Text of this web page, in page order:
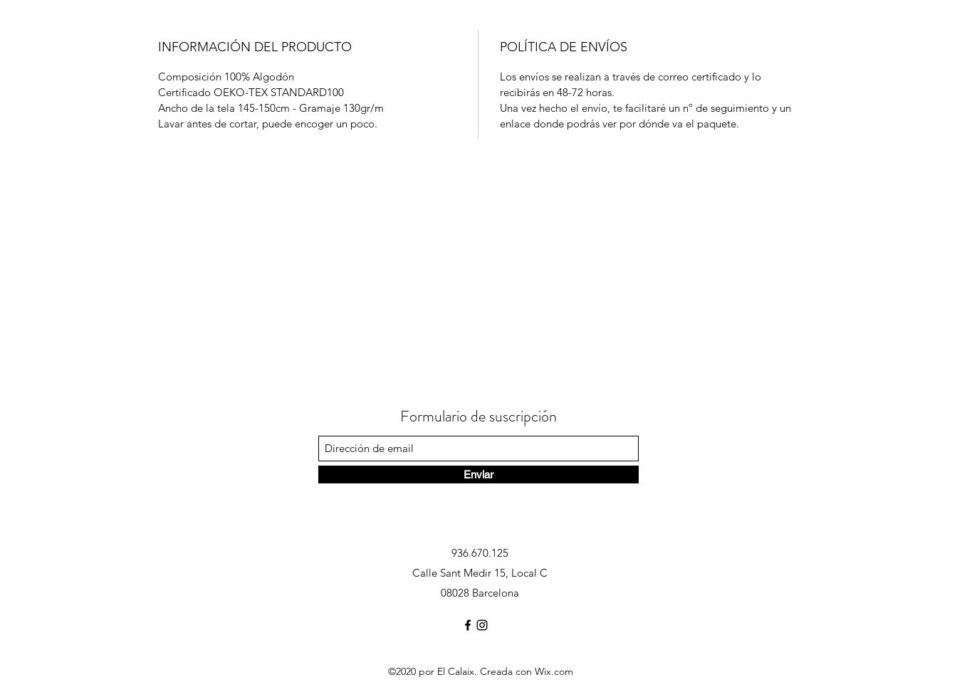
INFORMACIÓN DEL PRODUCTO
Composición 100% Algodón
Certificado OEKO-TEX STANDARD100
Ancho de la tela 145-150cm - Gramaje 130gr/m
Lavar antes de cortar, puede encoger un poco.
POLÍTICA DE ENVÍOS
Los envíos se realizan a través de correo certificado y lo
recibirás en 48-72 horas.
Una vez hecho el envío, te facilitaré un nº de seguimiento y un
enlace donde podrás ver por dónde va el paquete.
Formulario de suscripción
Enviar
936.670.125
Calle Sant Medir 15, Local C
08028 Barcelona
©2020 por El Calaix. Creada con Wix.com